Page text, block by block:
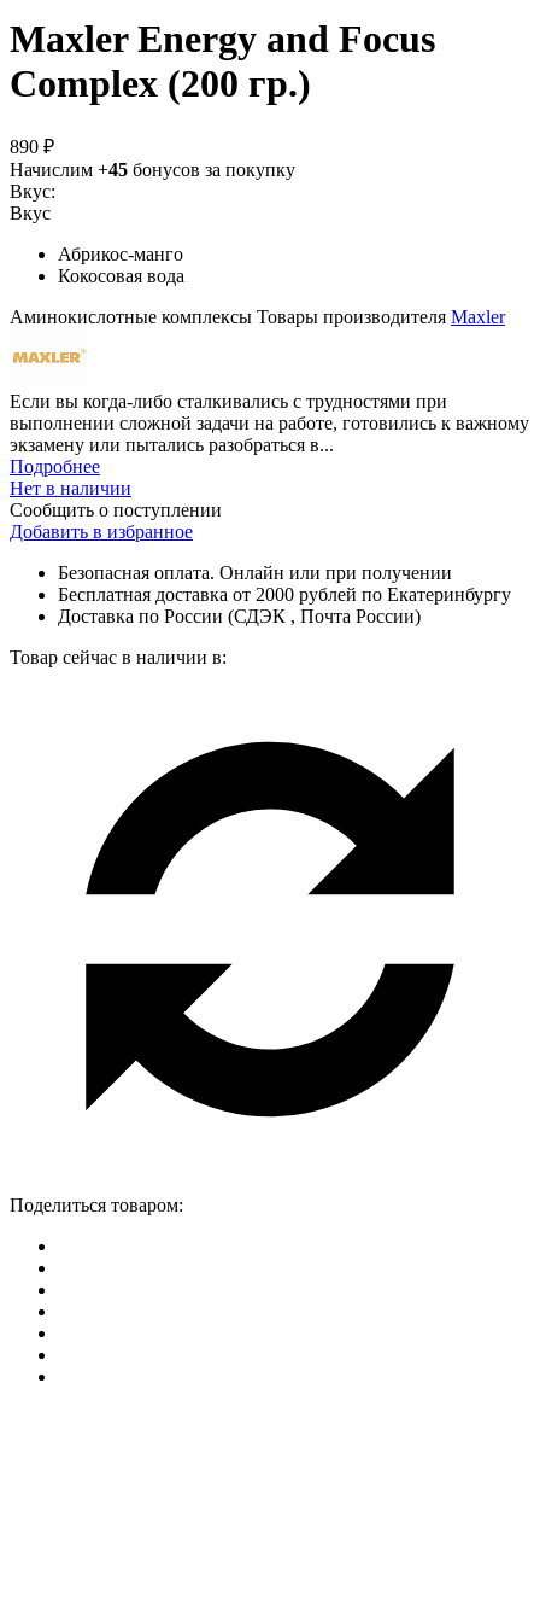
Maxler Energy and Focus
Complex (200 гр.)
890 ₽
Начислим +45 бонусов за покупку
Вкус:
Вкус
Абрикос-манго
Кокосовая вода
Аминокислотные комплексы Товары производителя Maxler
Если вы когда-либо сталкивались с трудностями при
выполнении сложной задачи на работе, готовились к важному
экзамену или пытались разобраться в...
Подробнее
Нет в наличии
Сообщить о поступлении
Добавить в избранное
Безопасная оплата. Онлайн или при получении
Бесплатная доставка от 2000 рублей по Екатеринбургу
Доставка по России (СДЭК , Почта России)
Товар сейчас в наличии в:
Поделиться товаром: